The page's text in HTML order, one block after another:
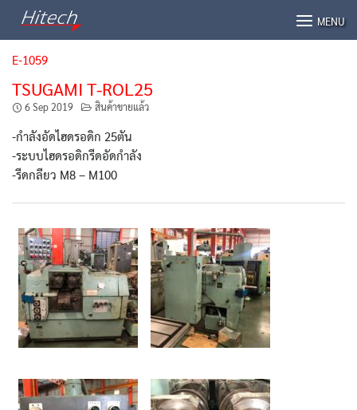
MENU
E-1059
TSUGAMI T-ROL25
6 Sep 2019 สินค้าขายแล้ว
-กำลังอัดไฮดรอดิก 25ตัน
-ระบบไฮดรอดิกรีดอัดกำลัง
-รีดกลียว M8 – M100